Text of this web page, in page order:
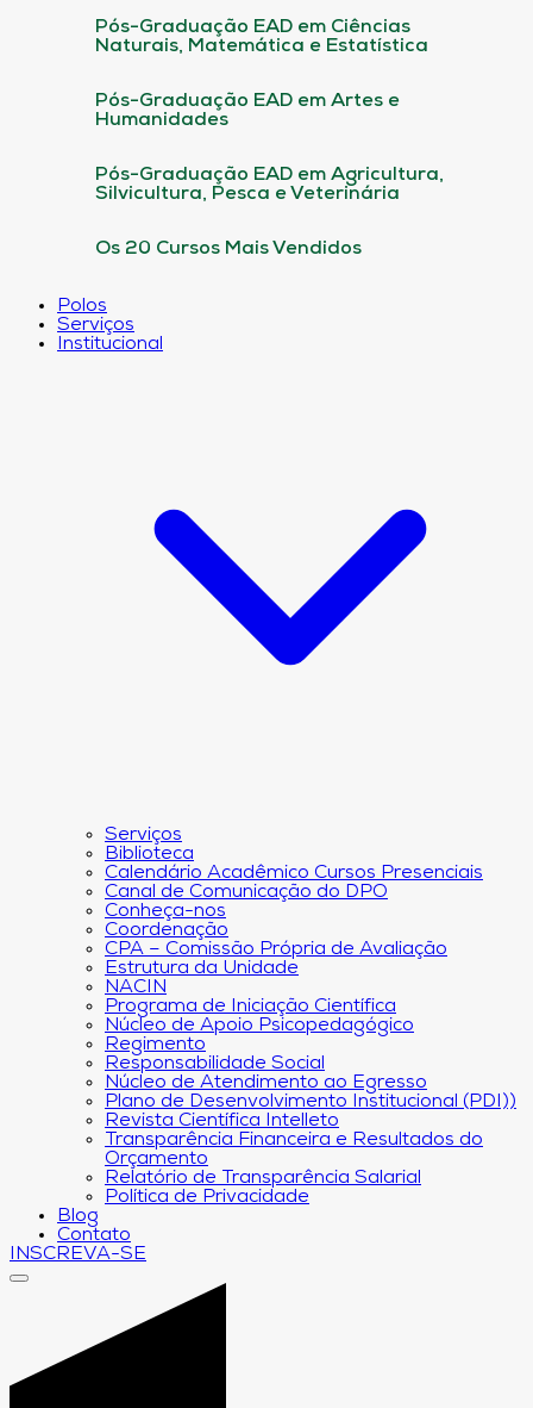
Pós-Graduação EAD em Ciências
Naturais, Matemática e Estatística
Pós-Graduação EAD em Artes e
Humanidades
Pós-Graduação EAD em Agricultura,
Silvicultura, Pesca e Veterinária
Os 20 Cursos Mais Vendidos
Polos
Serviços
Institucional
Serviços
Biblioteca
Calendário Acadêmico Cursos Presenciais
Canal de Comunicação do DPO
Conheça-nos
Coordenação
CPA – Comissão Própria de Avaliação
Estrutura da Unidade
NACIN
Programa de Iniciação Científica
Núcleo de Apoio Psicopedagógico
Regimento
Responsabilidade Social
Núcleo de Atendimento ao Egresso
Plano de Desenvolvimento Institucional (PDI))
Revista Científica Intelleto
Transparência Financeira e Resultados do
Orçamento
Relatório de Transparência Salarial
Política de Privacidade
Blog
Contato
INSCREVA-SE